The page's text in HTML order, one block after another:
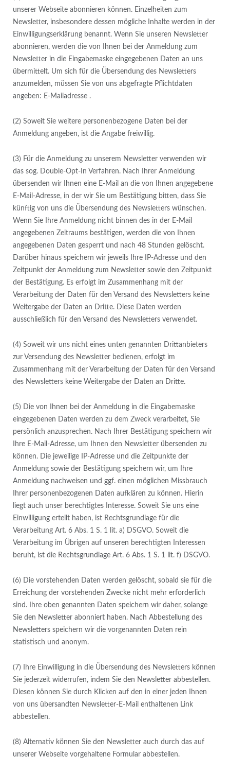
unserer Webseite abonnieren können. Einzelheiten zum
Newsletter, insbesondere dessen mögliche Inhalte werden in der
Einwilligungserklärung benannt. Wenn Sie unseren Newsletter
abonnieren, werden die von Ihnen bei der Anmeldung zum
Newsletter in die Eingabemaske eingegebenen Daten an uns
übermittelt. Um sich für die Übersendung des Newsletters
anzumelden, müssen Sie von uns abgefragte Pflichtdaten
angeben: E-Mailadresse .
(2) Soweit Sie weitere personenbezogene Daten bei der
Anmeldung angeben, ist die Angabe freiwillig.
(3) Für die Anmeldung zu unserem Newsletter verwenden wir
das sog. Double-Opt-In Verfahren. Nach Ihrer Anmeldung
übersenden wir Ihnen eine E-Mail an die von Ihnen angegebene
E-Mail-Adresse, in der wir Sie um Bestätigung bitten, dass Sie
künftig von uns die Übersendung des Newsletters wünschen.
Wenn Sie Ihre Anmeldung nicht binnen des in der E-Mail
angegebenen Zeitraums bestätigen, werden die von Ihnen
angegebenen Daten gesperrt und nach 48 Stunden gelöscht.
Darüber hinaus speichern wir jeweils Ihre IP-Adresse und den
Zeitpunkt der Anmeldung zum Newsletter sowie den Zeitpunkt
der Bestätigung. Es erfolgt im Zusammenhang mit der
Verarbeitung der Daten für den Versand des Newsletters keine
Weitergabe der Daten an Dritte. Diese Daten werden
ausschließlich für den Versand des Newsletters verwendet.
(4) Soweit wir uns nicht eines unten genannten Drittanbieters
zur Versendung des Newsletter bedienen, erfolgt im
Zusammenhang mit der Verarbeitung der Daten für den Versand
des Newsletters keine Weitergabe der Daten an Dritte.
(5) Die von Ihnen bei der Anmeldung in die Eingabemaske
eingegebenen Daten werden zu dem Zweck verarbeitet, Sie
persönlich anzusprechen. Nach Ihrer Bestätigung speichern wir
Ihre E-Mail-Adresse, um Ihnen den Newsletter übersenden zu
können. Die jeweilige IP-Adresse und die Zeitpunkte der
Anmeldung sowie der Bestätigung speichern wir, um Ihre
Anmeldung nachweisen und ggf. einen möglichen Missbrauch
Ihrer personenbezogenen Daten aufklären zu können. Hierin
liegt auch unser berechtigtes Interesse. Soweit Sie uns eine
Einwilligung erteilt haben, ist Rechtsgrundlage für die
Verarbeitung Art. 6 Abs. 1 S. 1 lit. a) DSGVO. Soweit die
Verarbeitung im Übrigen auf unseren berechtigten Interessen
beruht, ist die Rechtsgrundlage Art. 6 Abs. 1 S. 1 lit. f) DSGVO.
(6) Die vorstehenden Daten werden gelöscht, sobald sie für die
Erreichung der vorstehenden Zwecke nicht mehr erforderlich
sind. Ihre oben genannten Daten speichern wir daher, solange
Sie den Newsletter abonniert haben. Nach Abbestellung des
Newsletters speichern wir die vorgenannten Daten rein
statistisch und anonym.
(7) Ihre Einwilligung in die Übersendung des Newsletters können
Sie jederzeit widerrufen, indem Sie den Newsletter abbestellen.
Diesen können Sie durch Klicken auf den in einer jeden Ihnen
von uns übersandten Newsletter-E-Mail enthaltenen Link
abbestellen.
(8) Alternativ können Sie den Newsletter auch durch das auf
unserer Webseite vorgehaltene Formular abbestellen.